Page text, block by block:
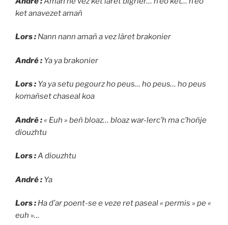
ket anavezet amañ
Lors : Nann nann amañ a vez lâret brakonier
André : Ya ya brakonier
Lors : Ya ya setu pegourz ho peus… ho peus… ho peus
komañset chaseal koa
André :« Euh » beñ bloaz… bloaz war-lerc’h ma c’hoñje
diouzhtu
Lors :A diouzhtu
André : Ya
Lors : Ha d’ar poent-se e veze ret paseal « permis » pe «
euh »…